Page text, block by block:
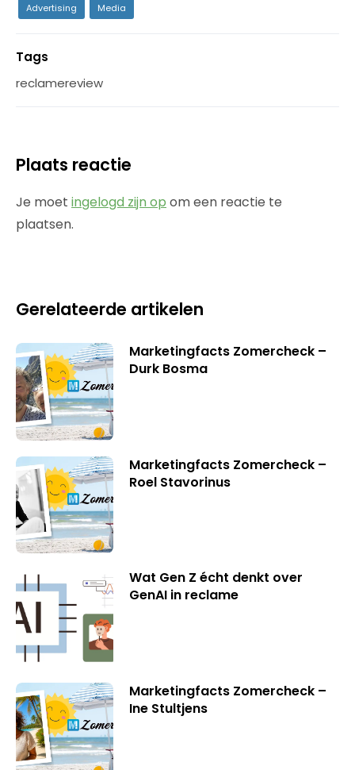
Advertising Media
Tags
reclamereview
Plaats reactie
Je moet ingelogd zijn op om een reactie te
plaatsen.
Gerelateerde artikelen
Marketingfacts Zomercheck –
Durk Bosma
Marketingfacts Zomercheck –
Roel Stavorinus
Wat Gen Z écht denkt over
GenAI in reclame
Marketingfacts Zomercheck –
Ine Stultjens